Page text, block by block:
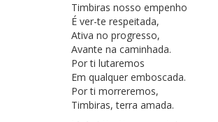
Timbiras nosso empenho
É ver-te respeitada,
Ativa no progresso,
Avante na caminhada.
Por ti lutaremos
Em qualquer emboscada.
Por ti morreremos,
Timbiras, terra amada.